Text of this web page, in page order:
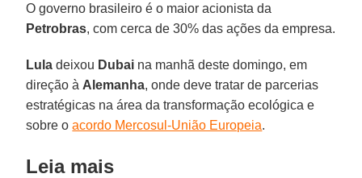
O governo brasileiro é o maior acionista da
Petrobras, com cerca de 30% das ações da empresa.
Lula deixou Dubai na manhã deste domingo, em
direção à Alemanha, onde deve tratar de parcerias
estratégicas na área da transformação ecológica e
sobre oacordo Mercosul-União Europeia.
Leia mais